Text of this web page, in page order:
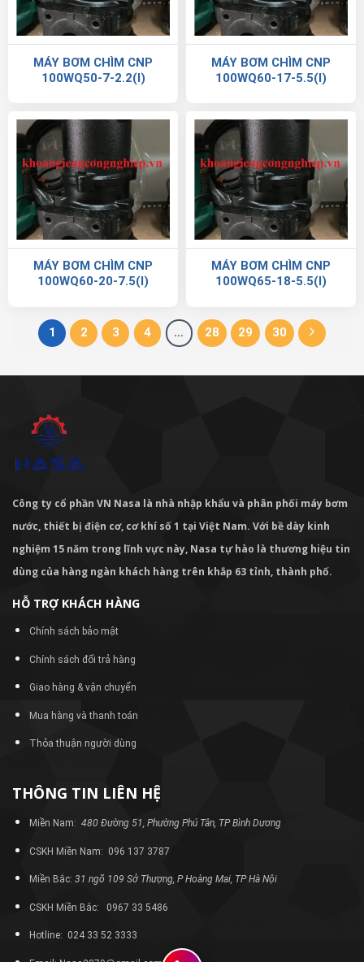
MÁY BƠM CHÌM CNP
100WQ50-7-2.2(I)
MÁY BƠM CHÌM CNP
100WQ60-17-5.5(I)
MÁY BƠM CHÌM CNP
100WQ60-20-7.5(I)
MÁY BƠM CHÌM CNP
100WQ65-18-5.5(I)
1 2 3 4 … 28 29 30
Công ty cổ phần VN Nasa là nhà nhập khẩu và phân phối máy bơm
nước, thiết bị điện cơ, cơ khí số 1 tại Việt Nam. Với bề dày kinh
nghiệm 15 năm trong lĩnh vực này, Nasa tự hào là thương hiệu tin
dùng của hàng ngàn khách hàng trên khắp 63 tỉnh, thành phố.
HỖ TRỢ KHÁCH HÀNG
Chính sách bảo mật
Chính sách đổi trả hàng
Giao hàng & vận chuyển
Mua hàng và thanh toán
Thỏa thuận người dùng
THÔNG TIN LIÊN HỆ
Miền Nam: 480 Đường 51, Phường Phú Tân, TP Bình Dương
CSKH Miền Nam: 096 137 3787
Miền Bắc: 31 ngõ 109 Sở Thượng, P Hoàng Mai, TP Hà Nội
CSKH Miền Bắc: 0967 33 5486
Hotline: 024 33 52 3333